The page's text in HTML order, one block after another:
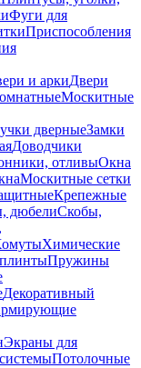
Фуги для
Приспособления
и аркиДвери
Москитные
дверныеЗамки
Доводчики
отливыОкна
Москитные сетки
Крепежные
дюбелиСкобы,
Химические
Пружины
Декоративный
Экраны для
Потолочные